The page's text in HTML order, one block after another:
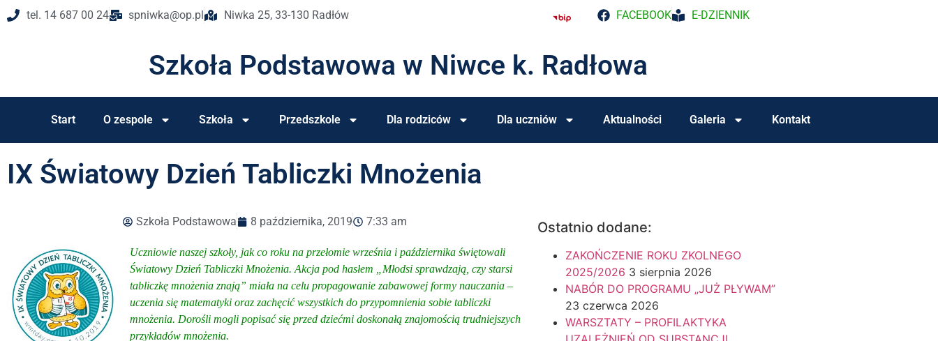
tel. 14 687 00 24 spniwka@op.pl Niwka 25, 33-130 Radłów FACEBOOK E-DZIENNIK
Szkoła Podstawowa w Niwce k. Radłowa
Start O zespole Szkoła Przedszkole Dla rodziców Dla uczniów Aktualności Galeria Kontakt
IX Światowy Dzień Tabliczki Mnożenia
Szkoła Podstawowa 8 października, 2019 7:33 am
Uczniowie naszej szkoły, jak co roku na przełomie września i października świętowali
Światowy Dzień Tabliczki Mnożenia. Akcja pod hasłem „Młodsi sprawdzają, czy starsi
tabliczkę mnożenia znają” miała na celu propagowanie zabawowej formy nauczania –
uczenia się matematyki oraz zachęcić wszystkich do przypomnienia sobie tabliczki
mnożenia. Dorośli mogli popisać się przed dziećmi doskonałą znajomością trudniejszych
przykładów mnożenia.
Ostatnio dodane:
ZAKOŃCZENIE ROKU ZKOLNEGO
2025/2026 3 sierpnia 2026
NABÓR DO PROGRAMU „JUŻ PŁYWAM”
23 czerwca 2026
WARSZTATY – PROFILAKTYKA